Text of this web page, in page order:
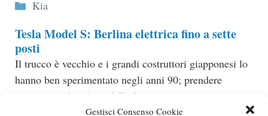
Gestisci Consenso Cookie
Categorie
Kia
Tesla Model S: Berlina elettrica fino a sette
posti
Il trucco è vecchio e i grandi costruttori giapponesi lo
hanno ben sperimentato negli anni 90; prendere
ispirazione da più modelli di..